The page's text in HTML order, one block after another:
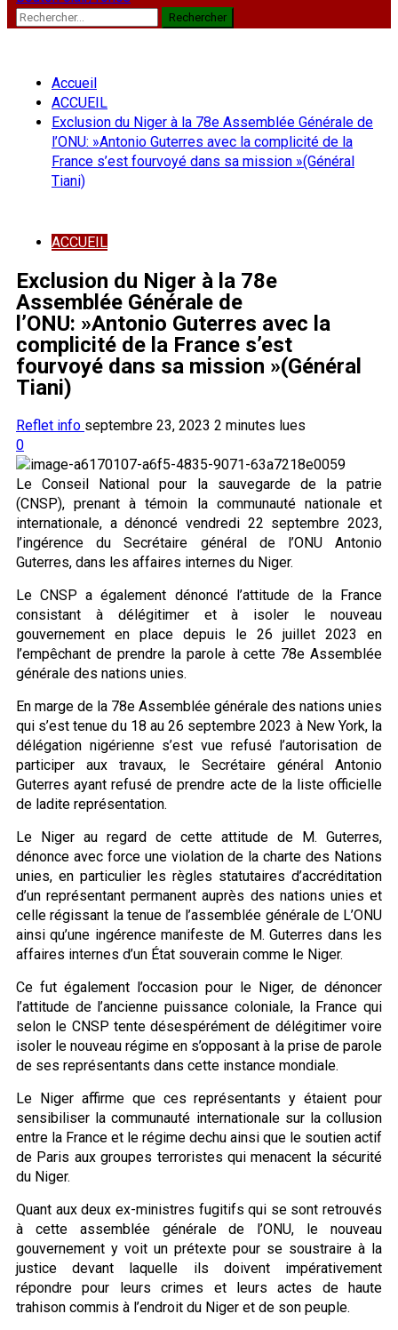
Rechercher :
Accueil
ACCUEIL
Exclusion du Niger à la 78e Assemblée Générale de
l’ONU: »Antonio Guterres avec la complicité de la
France s’est fourvoyé dans sa mission »(Général
Tiani)
ACCUEIL
Exclusion du Niger à la 78e
Assemblée Générale de
l’ONU: »Antonio Guterres avec la
complicité de la France s’est
fourvoyé dans sa mission »(Général
Tiani)
Reflet info septembre 23, 2023 2 minutes lues
0
Le Conseil National pour la sauvegarde de la patrie
(CNSP), prenant à témoin la communauté nationale et
internationale, a dénoncé vendredi 22 septembre 2023,
l’ingérence du Secrétaire général de l’ONU Antonio
Guterres, dans les affaires internes du Niger.
Le CNSP a également dénoncé l’attitude de la France
consistant à délégitimer et à isoler le nouveau
gouvernement en place depuis le 26 juillet 2023 en
l’empêchant de prendre la parole à cette 78e Assemblée
générale des nations unies.
En marge de la 78e Assemblée générale des nations unies
qui s’est tenue du 18 au 26 septembre 2023 à New York, la
délégation nigérienne s’est vue refusé l’autorisation de
participer aux travaux, le Secrétaire général Antonio
Guterres ayant refusé de prendre acte de la liste officielle
de ladite représentation.
Le Niger au regard de cette attitude de M. Guterres,
dénonce avec force une violation de la charte des Nations
unies, en particulier les règles statutaires d’accréditation
d’un représentant permanent auprès des nations unies et
celle régissant la tenue de l’assemblée générale de L’ONU
ainsi qu’une ingérence manifeste de M. Guterres dans les
affaires internes d’un État souverain comme le Niger.
Ce fut également l’occasion pour le Niger, de dénoncer
l’attitude de l’ancienne puissance coloniale, la France qui
selon le CNSP tente désespérément de délégitimer voire
isoler le nouveau régime en s’opposant à la prise de parole
de ses représentants dans cette instance mondiale.
Le Niger affirme que ces représentants y étaient pour
sensibiliser la communauté internationale sur la collusion
entre la France et le régime dechu ainsi que le soutien actif
de Paris aux groupes terroristes qui menacent la sécurité
du Niger.
Quant aux deux ex-ministres fugitifs qui se sont retrouvés
à cette assemblée générale de l’ONU, le nouveau
gouvernement y voit un prétexte pour se soustraire à la
justice devant laquelle ils doivent impérativement
répondre pour leurs crimes et leurs actes de haute
trahison commis à l’endroit du Niger et de son peuple.